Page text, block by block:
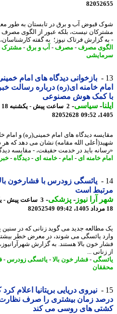
قبوض آب و برق در تابستان به طور معمول
نیست، بلکه عبور از الگوی مصرف و
گزارش فرتاک نیوز؛ به گفته کارشناسان، ...
مصرف- مصرف- آب و برق - مشترک-
بازخوانی دیدگاه های امام
خامنه ای(ره) درباره رسالت
کمک هوش مصنوعی
-سیاسی-
2 ساعت پیش - یکشنبه
82052628
دیدگاه های امام خمینی(ره) و امام خامنه
الله مقامه) نشان می دهد که هر دو
باید در خدمت حقیقت، - مقایسه دیدگاه
خامنه ای- امام -خامنه ای- دیدگاه-خبرنگار
یائسگی زودرس با فشارخون بالا
است
آرا نیوز-پزشکی-
3 ساعت پیش -
82052549
جدید می گوید زنانی که در سنین
یائسگی می شوند، در معرض خطر بیشتر
...
-فشار خون بالا- یائسگی زودرس-
نیروی
زمان بیشتری را صرف نظارت بر
های روسی می کند